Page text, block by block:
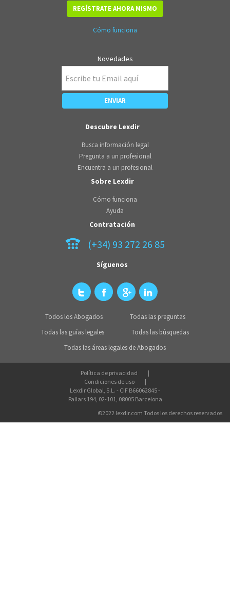
REGÍSTRATE AHORA MISMO
Cómo funciona
Novedades
Descubre Lexdir
Busca información legal
Pregunta a un profesional
Encuentra a un profesional
Sobre Lexdir
Cómo funciona
Ayuda
Contratación
(+34) 93 272 26 85
Síguenos
Todos los Abogados
Todas las preguntas
Todas las guías legales
Todas las búsquedas
Todas las áreas legales de Abogados
Política de privacidad
Condiciones de uso
Lexdir Global, S.L. - CIF B66062845 -
Pallars 194, 02-101, 08005 Barcelona
©2022 lexdir.com Todos los derechos reservados